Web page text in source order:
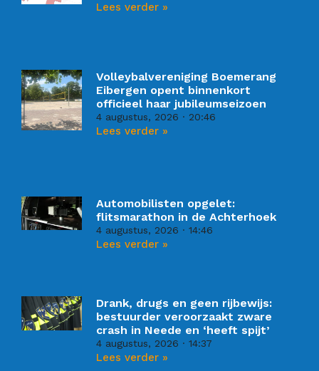
Lees verder »
Volleybalvereniging Boemerang
Eibergen opent binnenkort
officieel haar jubileumseizoen
4 augustus, 2026 20:46
Lees verder »
Automobilisten opgelet:
flitsmarathon in de Achterhoek
4 augustus, 2026 14:46
Lees verder »
Drank, drugs en geen rijbewijs:
bestuurder veroorzaakt zware
crash in Neede en ‘heeft spijt’
4 augustus, 2026 14:37
Lees verder »